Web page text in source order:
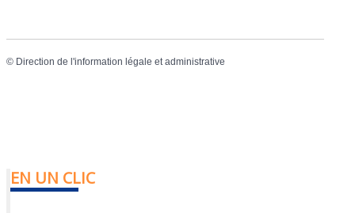
© Direction de l'information légale et administrative
EN UN CLIC